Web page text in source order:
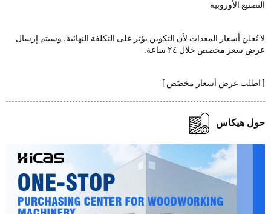
الأوروبية
أسعار المعدات لأن التكوين يؤثر على التكلفة النهائية. وسيتم إرسال
سعر مخصص خلال ٢٤ ساعة.
عرض أسعار مخصّص ]
هيكاس